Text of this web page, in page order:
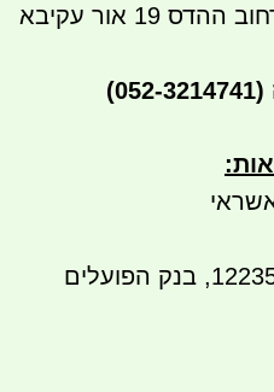
19 אור עקיבא
(052-3214741)
:
העברה בנקאית לחשבון 12235, בנק הפועלים